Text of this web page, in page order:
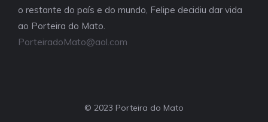
o restante do país e do mundo, Felipe decidiu dar vida
ao Porteira do Mato.
PorteiradoMato@aol.com
© 2023 Porteira do Mato